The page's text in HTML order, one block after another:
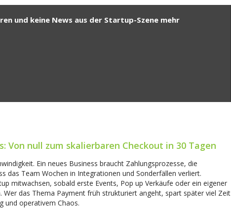
und keine News aus der Startup-Szene mehr
Von null zum skalierbaren Checkout in 30 Tagen
Ein neues Business braucht Zahlungsprozesse, die
das Team Wochen in Integrationen und Sonderfällen verliert.
mitwachsen, sobald erste Events, Pop up Verkäufe oder ein eigener
Wer das Thema Payment früh strukturiert angeht, spart später viel Zeit
und operativem Chaos.